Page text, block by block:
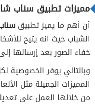
مميزات تطبيق سناب
أن أهم ما يميز تطبيق
الشباب حيث انه يتيح
خفاء الصور بعد إرسالها
وبالتالي يوفر الخصوصية
المميزات الجميلة مثل
من خلالها العمل على